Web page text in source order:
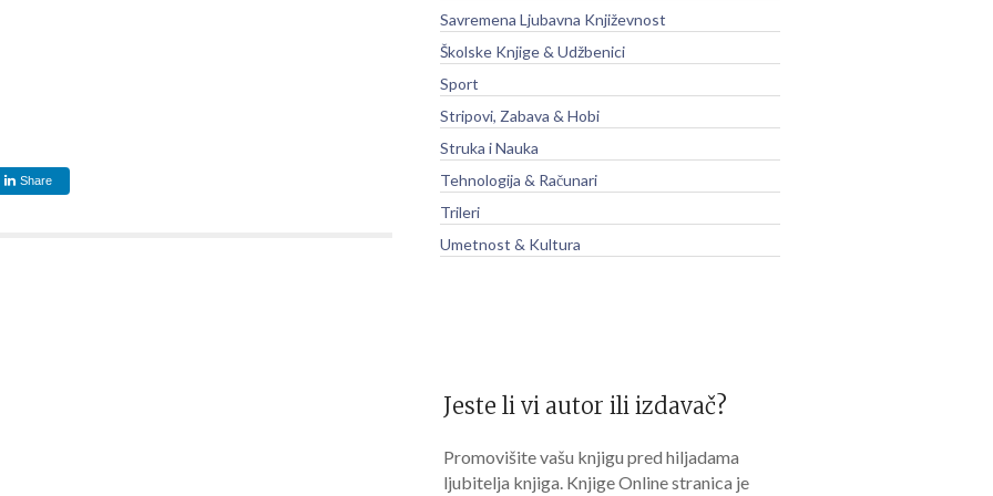
Share
Savremena Ljubavna Književnost
Školske Knjige & Udžbenici
Sport
Stripovi, Zabava & Hobi
Struka i Nauka
Tehnologija & Računari
Trileri
Umetnost & Kultura
Jeste li vi autor ili izdavač?
Promovišite vašu knjigu pred hiljadama
ljubitelja knjiga. Knjige Online stranica je